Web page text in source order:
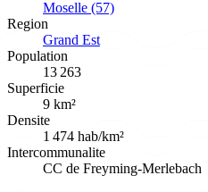
Moselle (57)
Region
Grand Est
Population
13 263
Superficie
9 km²
Densite
1 474 hab/km²
Intercommunalite
CC de Freyming-Merlebach